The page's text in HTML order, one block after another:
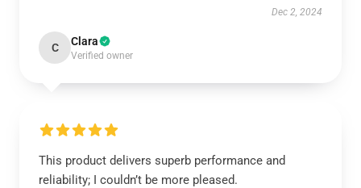
Dec 2, 2024
C Clara
Verified owner
This product delivers superb performance and
reliability; I couldn’t be more pleased.